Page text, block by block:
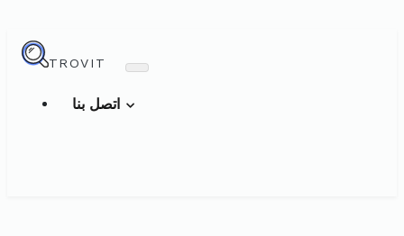
TROVIT